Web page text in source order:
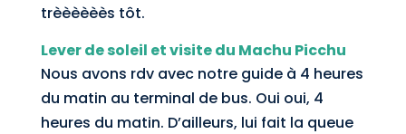
trèèèèèès tôt.
Lever de soleil et visite du Machu Picchu
Nous avons rdv avec notre guide à 4 heures
du matin au terminal de bus. Oui oui, 4
heures du matin. D’ailleurs, lui fait la queue